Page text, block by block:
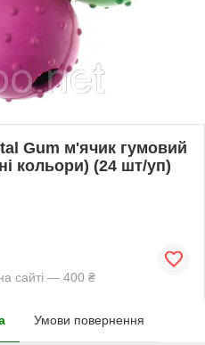
Gum м'ячик гумовий
кольори) (24 шт/уп)
сайті — 400 ₴
Умови повернення